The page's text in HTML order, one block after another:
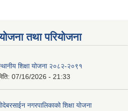
तथा परियोजना
शिक्षा योजना २०८२-२०९१
07/16/2026 - 21:33
नगरपालिकाको शिक्षा योजना